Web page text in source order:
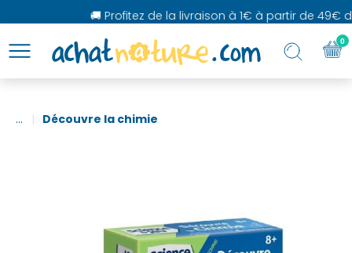
🚚 Profitez de la livraison à 1€ à partir de 49€
... Découvre la chimie
0